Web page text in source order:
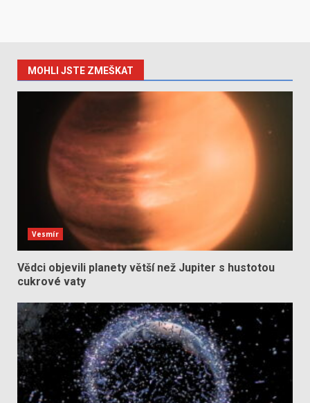
MOHLI JSTE ZMEŠKAT
Vesmír
Vědci objevili planety větší než Jupiter s hustotou
cukrové vaty